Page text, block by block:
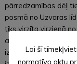
pārredzamības dēļ
posmā no Uzvaras
tiks virzīta virzienā
autovadītājus, kuri
izmaiņas, kas būs
Lai šī
normatīvo aktu